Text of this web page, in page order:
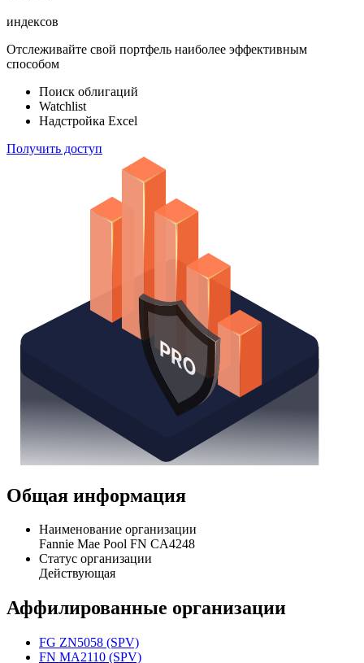
индексов
Отслеживайте свой портфель наиболее эффективным
способом
Поиск облигаций
Watchlist
Надстройка Excel
Получить доступ
Общая информация
Наименование организации
Fannie Mae Pool FN CA4248
Статус организации
Действующая
Аффилированные организации
FG ZN5058 (SPV)
FN MA2110 (SPV)